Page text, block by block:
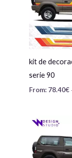
kit de
serie 90
From: 78.40€